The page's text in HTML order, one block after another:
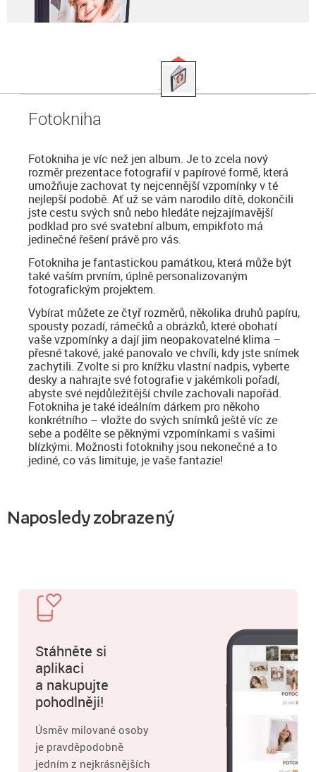
Fotokniha
Fotokniha je víc než jen album. Je to zcela nový
rozměr prezentace fotografií v papírové formě, která
umožňuje zachovat ty nejcennější vzpomínky v té
nejlepší podobě. Ať už se vám narodilo dítě, dokončili
jste cestu svých snů nebo hledáte nejzajímavější
podklad pro své svatební album, empikfoto má
jedinečné řešení právě pro vás.
Fotokniha je fantastickou památkou, která může být
také vaším prvním, úplně personalizovaným
fotografickým projektem.
Vybírat můžete ze čtyř rozměrů, několika druhů papíru,
spousty pozadí, rámečků a obrázků, které obohatí
vaše vzpomínky a dají jim neopakovatelné klima –
přesné takové, jaké panovalo ve chvíli, kdy jste snímek
zachytili. Zvolte si pro knížku vlastní nadpis, vyberte
desky a nahrajte své fotografie v jakémkoli pořadí,
abyste své nejdůležitější chvíle zachovali napořád.
Fotokniha je také ideálním dárkem pro někoho
konkrétního – vložte do svých snímků ještě víc ze
sebe a podělte se pěknými vzpomínkami s vašimi
blízkými. Možnosti fotoknihy jsou nekonečné a to
jediné, co vás limituje, je vaše fantazie!
Naposledy zobrazený
Stáhněte si
aplikaci
a nakupujte
pohodlněji!
Úsměv milované osoby
je pravděpodobně
jedním z nejkrásnějších